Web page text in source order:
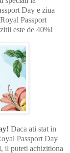
Day e ziua
Passport
este de 40%!
Daca ati stat in
Passport Day
il puteti achizitiona